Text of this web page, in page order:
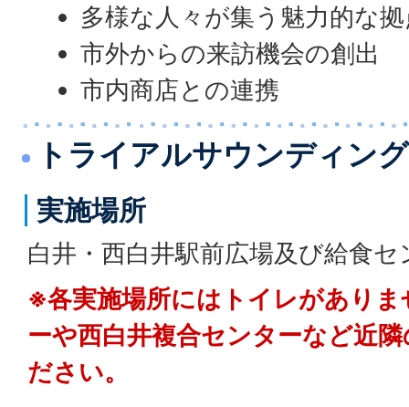
多様な人々が集う魅力的な
市外からの来訪機会の創出
市内商店との連携
トライアルサウンディン
実施場所
白井・西白井駅前広場及び給食セ
※各実施場所にはトイレがあり
ーや西白井複合センターなど近
ださい。